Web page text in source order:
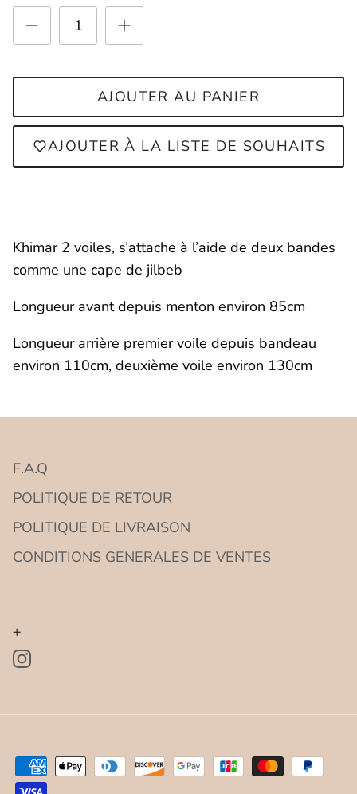
AJOUTER AU PANIER
AJOUTER À LA LISTE DE SOUHAITS
Khimar 2 voiles, s’attache à l’aide de deux bandes
comme une cape de jilbeb
Longueur avant depuis menton environ 85cm
Longueur arrière premier voile depuis bandeau
environ 110cm, deuxième voile environ 130cm
F.A.Q
POLITIQUE DE RETOUR
POLITIQUE DE LIVRAISON
CONDITIONS GENERALES DE VENTES
+
Instagram
Connexion requise
Connectez-vous à votre compte pour
ajouter des produits à votre liste de
précédemment enregistrés.
Se connecter